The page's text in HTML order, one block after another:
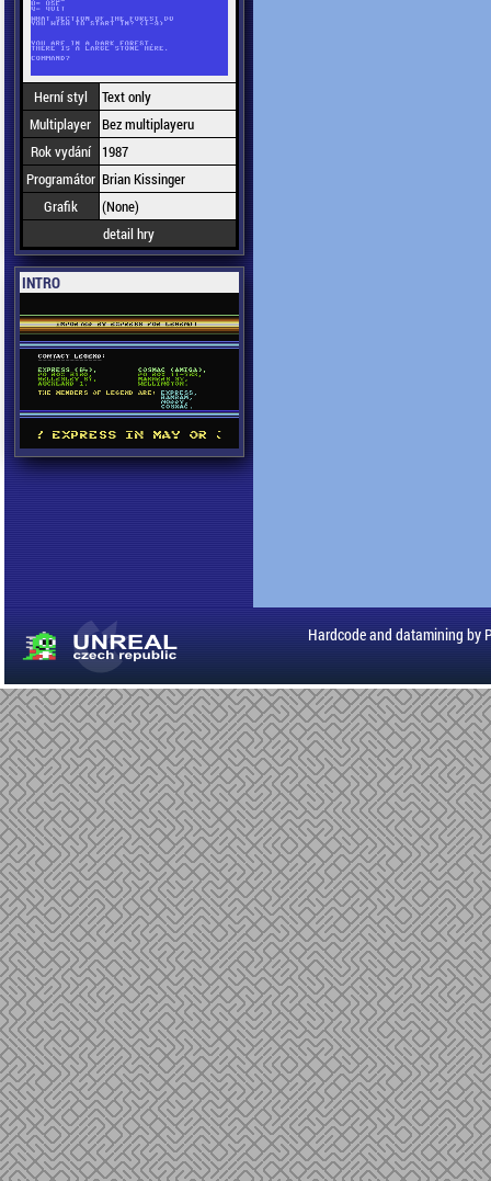
Herní styl
Text only
Multiplayer Bez multiplayeru
Rok vydání
1987
Programátor Brian Kissinger
Grafik
(None)
detail hry
INTRO
Hardcode and datamining by